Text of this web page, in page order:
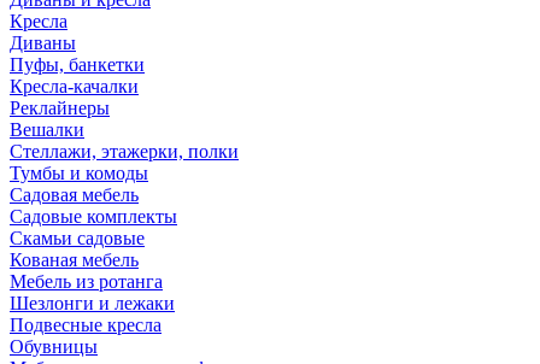
Кресла
Диваны
Пуфы, банкетки
Кресла-качалки
Реклайнеры
Вешалки
Стеллажи, этажерки, полки
Тумбы и комоды
Садовая мебель
Садовые комплекты
Скамьи садовые
Кованая мебель
Мебель из ротанга
Шезлонги и лежаки
Подвесные кресла
Обувницы